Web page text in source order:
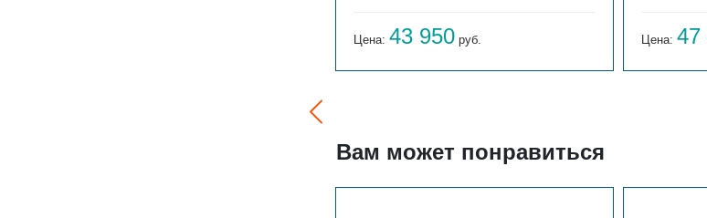
Цена: 43 950 руб. Цена: 47
Вам может понравиться